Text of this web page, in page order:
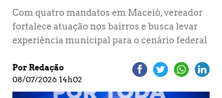
Com quatro mandatos em Maceió, vereador
fortalece atuação nos bairros e busca levar
experiência municipal para o cenário federal
Por Redação
08/07/2026 14h02